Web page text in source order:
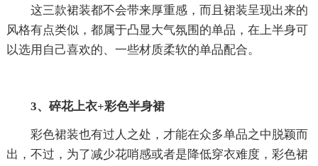
这三款裙装都不会带来厚重感，而且裙装呈现出来的
风格有点类似，都属于凸显大气氛围的单品，在上半身可
以选用自己喜欢的、一些材质柔软的单品配合。
3、碎花上衣+彩色半身裙
彩色裙装也有过人之处，才能在众多单品之中脱颖而
出，不过，为了减少花哨感或者是降低穿衣难度，彩色裙